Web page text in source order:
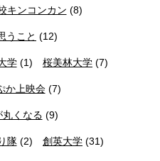
キンコンカン (8)
うこと (12)
学(1) 桜美林大学 (7)
か上映会(7)
丸くなる (9)
隊(2) 創英大学 (31)